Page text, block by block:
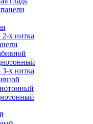
х нитка
х нитка